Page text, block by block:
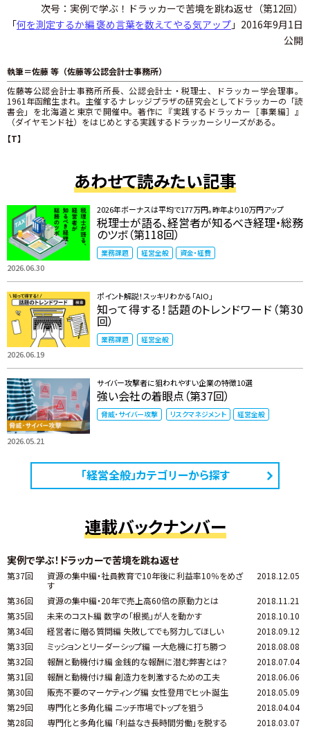
次号：実例で学ぶ！ドラッカーで苦境を跳ね返せ（第12回）
「何を測定するか編 褒め言葉を数えてやる気アップ 」2016年9月1日
公開
執筆＝佐藤 等（佐藤等公認会計士事務所）
佐藤等公認会計士事務所所長、公認会計士・税理士、ドラッカー学会理事。
1961年函館生まれ。主催するナレッジプラザの研究会としてドラッカーの「読
書会」を北海道と東京で開催中。著作に『実践するドラッカー［事業編］』
（ダイヤモンド社）をはじめとする実践するドラッカーシリーズがある。
【T】
あわせて読みたい記事
2026.06.30
2026年ボーナスは平均で177万円。昨年より10万円アップ
税理士が語る、経営者が知るべき経理・総務
のツボ（第118回）
業務課題 経営全般 資金・経費
2026.06.19
ポイント解説！スッキリわかる「AIO」
知って得する！話題のトレンドワード（第30
回）
業務課題 経営全般
2026.05.21
サイバー攻撃者に狙われやすい企業の特徴10選
強い会社の着眼点（第37回）
脅威・サイバー攻撃 リスクマネジメント 経営全般
「経営全般」カテゴリーから探す
連載バックナンバー
実例で学ぶ！ドラッカーで苦境を跳ね返せ
第37回
資源の集中編・社員教育で10年後に利益率10％をめざ
す
2018.12.05
第36回 資源の集中編・20年で売上高60倍の原動力とは
2018.11.21
第35回
未来のコスト編 数字の「根拠」が人を動かす
2018.10.10
第34回
経営者に贈る質問編 失敗してでも努力してほしい
2018.09.12
第33回
ミッションとリーダーシップ編 一大危機に打ち勝つ
2018.08.08
第32回
報酬と動機付け編 金銭的な報酬に潜む弊害とは？
2018.07.04
第31回
報酬と動機付け編 創造力を刺激するための工夫
2018.06.06
第30回
販売不要のマーケティング編 女性登用でヒット誕生
2018.05.09
第29回
専門化と多角化編 ニッチ市場でトップを狙う
2018.04.04
第28回
専門化と多角化編 「利益なき長時間労働」を脱する
2018.03.07